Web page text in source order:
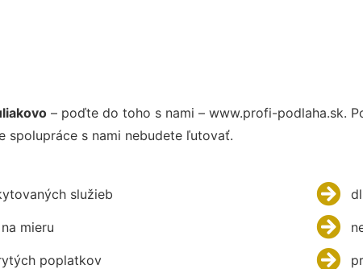
– poďte do toho s nami – www.profi-podlaha.sk.
spolupráce s nami nebudete ľutovať.
služieb
mieru
poplatkov